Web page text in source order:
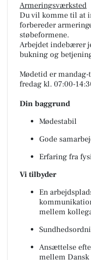
Armeringsværksted
Du vil komme til at
forbereder
støbeformene.
Arbejdet indebærer
bukning og
Mødetid er
fredag kl. 07:00-
Din baggrund
Mødestabil
Gode
Erfaring fra
Vi tilbyder
En
mellem
Ansættelse
mellem